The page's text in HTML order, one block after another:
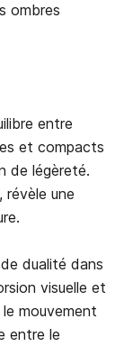
ombres
entre
et compacts
de légèreté.
révèle une
dualité dans
visuelle et
mouvement
entre le